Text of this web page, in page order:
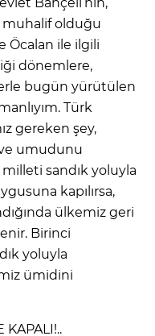
muhalif olduğu
Öcalan ile ilgili
dönemlere,
bugün yürütülen
Türk
gereken şey,
ve umudunu
sandık yoluyla
kapılırsa,
ülkemiz geri
Birinci
yoluyla
ümidini
KAPALI!..